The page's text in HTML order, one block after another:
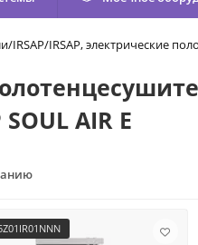
IRSAP, электрические
AIR E